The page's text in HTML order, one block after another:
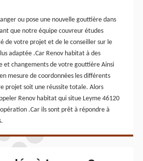
ou pose une nouvelle gouttière dans
que notre équipe couvreur études
de votre projet et de le conseiller sur le
adaptée .Car Renov habitat à des
et changements de votre gouttière Ainsi
mesure de coordonnées les différents
projet soit une réussite totale. Alors
Renov habitat qui situe Leyme 46120
.Car ils sont prêt à répondre à